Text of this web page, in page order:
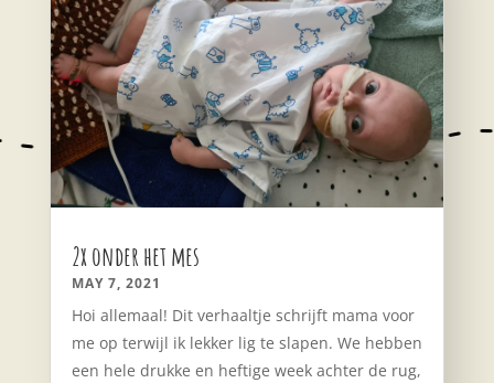
2x onder het mes
MAY 7, 2021
Hoi allemaal! Dit verhaaltje schrijft mama voor
me op terwijl ik lekker lig te slapen. We hebben
een hele drukke en heftige week achter de rug,